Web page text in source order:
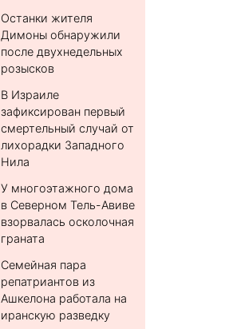
Останки жителя
Димоны обнаружили
после двухнедельных
розысков
В Израиле
зафиксирован первый
смертельный случай от
лихорадки Западного
Нила
У многоэтажного дома
в Северном Тель-Авиве
взорвалась осколочная
граната
Семейная пара
репатриантов из
Ашкелона работала на
иранскую разведку